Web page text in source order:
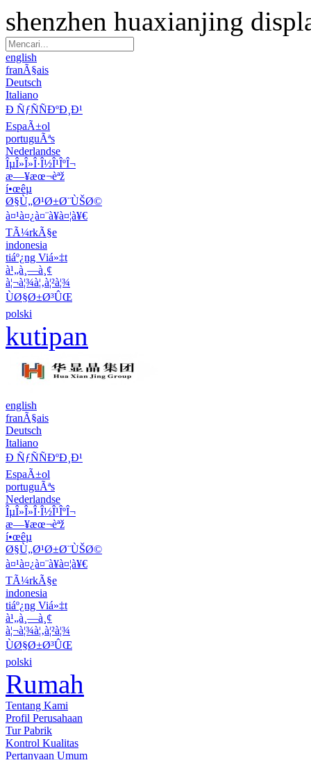
shenzhen huaxianjing
english
franÃ§ais
Deutsch
Italiano
Ð ÑƒÑÑÐºÐ¸Ð¹
EspaÃ±ol
portuguÃªs
Nederlandse
ÎµÎ»Î»Î·Î½Î¹ÎºÎ¬
æ—¥æœ¬èªž
í•œêµ­
Ø§Ù„Ø¹Ø±Ø¨ÙŠØ©
à¤¹à¤¿à¤¨à¥à¤¦à¥€
TÃ¼rkÃ§e
indonesia
tiáº¿ng Viá»‡t
à¹„à¸—à¸¢
à¦¬à¦¾à¦‚à¦²à¦¾
ÙØ§Ø±Ø³ÛŒ
polski
kutipan
english
franÃ§ais
Deutsch
Italiano
Ð ÑƒÑÑÐºÐ¸Ð¹
EspaÃ±ol
portuguÃªs
Nederlandse
ÎµÎ»Î»Î·Î½Î¹ÎºÎ¬
æ—¥æœ¬èªž
í•œêµ­
Ø§Ù„Ø¹Ø±Ø¨ÙŠØ©
à¤¹à¤¿à¤¨à¥à¤¦à¥€
TÃ¼rkÃ§e
indonesia
tiáº¿ng Viá»‡t
à¹„à¸—à¸¢
à¦¬à¦¾à¦‚à¦²à¦¾
ÙØ§Ø±Ø³ÛŒ
polski
Rumah
Tentang Kami
Profil Perusahaan
Tur Pabrik
Kontrol Kualitas
Pertanyaan Umum